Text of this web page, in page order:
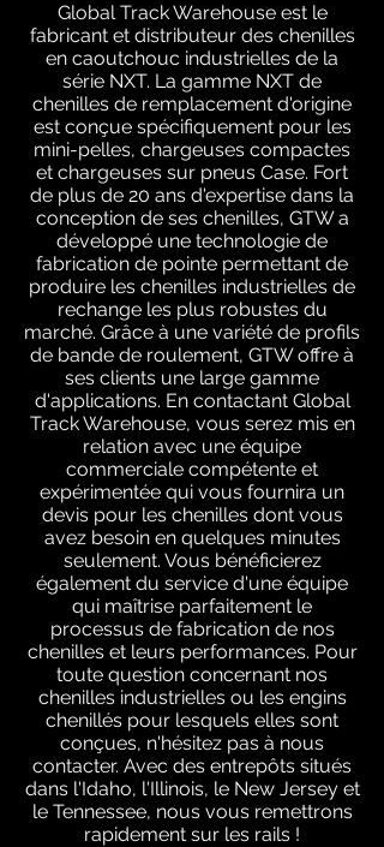
Global Track Warehouse est le
fabricant et distributeur des chenilles
en caoutchouc industrielles de la
série NXT. La gamme NXT de
chenilles de remplacement d'origine
est conçue spécifiquement pour les
mini-pelles, chargeuses compactes
et chargeuses sur pneus Case. Fort
de plus de 20 ans d'expertise dans la
conception de ses chenilles, GTW a
développé une technologie de
fabrication de pointe permettant de
produire les chenilles industrielles de
rechange les plus robustes du
marché. Grâce à une variété de profils
de bande de roulement, GTW offre à
ses clients une large gamme
d'applications. En contactant Global
Track Warehouse, vous serez mis en
relation avec une équipe
commerciale compétente et
expérimentée qui vous fournira un
devis pour les chenilles dont vous
avez besoin en quelques minutes
seulement. Vous bénéficierez
également du service d'une équipe
qui maîtrise parfaitement le
processus de fabrication de nos
chenilles et leurs performances. Pour
toute question concernant nos
chenilles industrielles ou les engins
chenillés pour lesquels elles sont
conçues, n'hésitez pas à nous
contacter. Avec des entrepôts situés
dans l'Idaho, l'Illinois, le New Jersey et
le Tennessee, nous vous remettrons
rapidement sur les rails !